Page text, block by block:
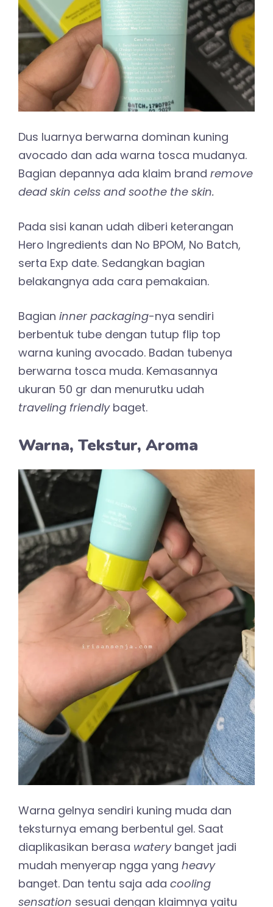
Dus luarnya berwarna dominan kuning
avocado dan ada warna tosca mudanya.
Bagian depannya ada klaim brand remove
dead skin celss and soothe the skin.
Pada sisi kanan udah diberi keterangan
Hero Ingredients dan No BPOM, No Batch,
serta Exp date. Sedangkan bagian
belakangnya ada cara pemakaian.
Bagian inner packaging-nya sendiri
berbentuk tube dengan tutup flip top
warna kuning avocado. Badan tubenya
berwarna tosca muda. Kemasannya
ukuran 50 gr dan menurutku udah
traveling friendlybaget.
Warna, Tekstur, Aroma
Warna gelnya sendiri kuning muda dan
teksturnya emang berbentul gel. Saat
diaplikasikan berasa waterybanget jadi
mudah menyerap ngga yang heavy
banget. Dan tentu saja ada cooling
sensation sesuai dengan klaimnya yaitu